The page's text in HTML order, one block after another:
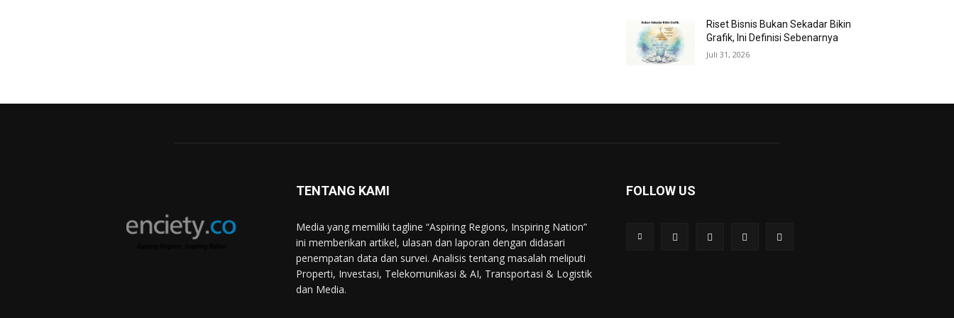
Riset Bisnis Bukan Sekadar Bikin
Grafik, Ini Definisi Sebenarnya
Juli 31, 2026
TENTANG KAMI
Media yang memiliki tagline “Aspiring Regions, Inspiring Nation”
ini memberikan artikel, ulasan dan laporan dengan didasari
penempatan data dan survei. Analisis tentang masalah meliputi
Properti, Investasi, Telekomunikasi & AI, Transportasi & Logistik
dan Media.
FOLLOW US